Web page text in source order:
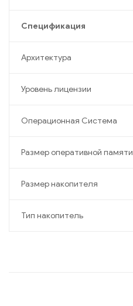
Спецификация
Архитектура
Уровень лицензии
Операционная Система
Размер оперативной памяти
Размер накопителя
Тип накопитель